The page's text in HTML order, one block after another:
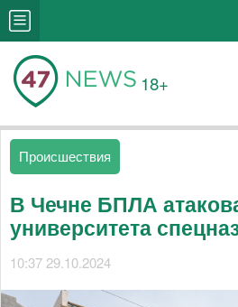
18+
Происшествия
В Чечне БПЛА
университета
10:37 29.10.2024